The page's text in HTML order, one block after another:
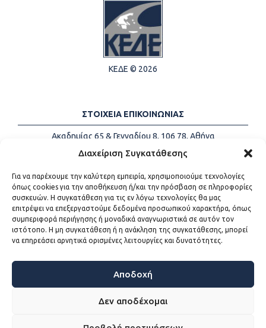
Διαχείριση Συγκατάθεσης
Για να παρέχουμε την καλύτερη εμπειρία, χρησιμοποιούμε τεχνολογίες
όπως cookies για την αποθήκευση ή/και την πρόσβαση σε πληροφορίες
συσκευών. Η συγκατάθεση για τις εν λόγω τεχνολογίες θα μας
επιτρέψει να επεξεργαστούμε δεδομένα προσωπικού χαρακτήρα, όπως
συμπεριφορά περιήγησης ή μοναδικά αναγνωριστικά σε αυτόν τον
ιστότοπο. Η μη συγκατάθεση ή η ανάκληση της συγκατάθεσης, μπορεί
να επηρεάσει αρνητικά ορισμένες λειτουργίες και δυνατότητες.
Αποδοχή
Δεν αποδέχομαι
ΚΕΔΕ © 2026
ΣΤΟΙΧΕΙΑ ΕΠΙΚΟΙΝΩΝΙΑΣ
Ακαδημίας 65 & Γενναδίου 8, 106 78, Αθήνα
Τηλέφωνα:
+30 213-2147500
Email:
info@kede.gr
ΧΡΗΣΙΜΟΙ ΣΥΝΔΕΣΜΟΙ
Η ΚΕΔΕ
Sitemap
Προσβασιμότητα
Όροι χρήσης